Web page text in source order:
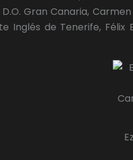
Gran Canaria,
Inglés de Tenerife,